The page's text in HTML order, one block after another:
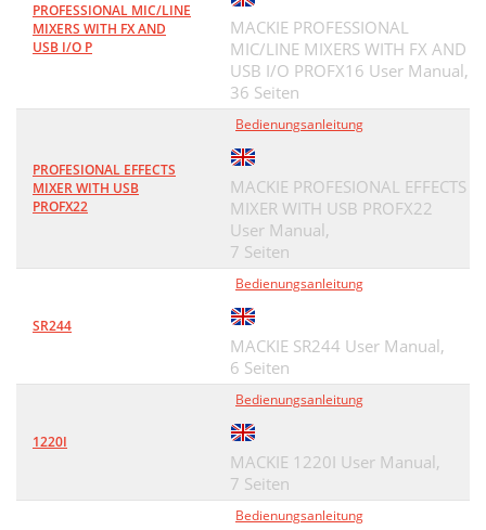
PROFESSIONAL MIC/LINE
MIXERS WITH FX AND
USB I/O P
MACKIE PROFESSIONAL
MIC/LINE MIXERS WITH FX AND
USB I/O PROFX16 User Manual,
36 Seiten
PROFESIONAL EFFECTS
MIXER WITH USB
PROFX22
Bedienungsanleitung
MACKIE PROFESIONAL EFFECTS
MIXER WITH USB PROFX22
User Manual,
7 Seiten
SR244
Bedienungsanleitung
MACKIE SR244 User Manual,
6 Seiten
1220I
Bedienungsanleitung
MACKIE 1220I User Manual,
7 Seiten
Bedienungsanleitung